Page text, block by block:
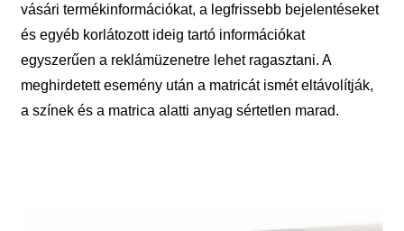
vásári termékinformációkat, a legfrissebb bejelentéseket
és egyéb korlátozott ideig tartó információkat
egyszerűen a reklámüzenetre lehet ragasztani. A
meghirdetett esemény után a matricát ismét eltávolítják,
a színek és a matrica alatti anyag sértetlen marad.